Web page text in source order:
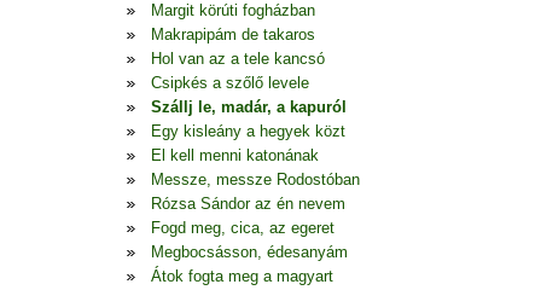
Margit körúti fogházban
Makrapipám de takaros
Hol van az a tele kancsó
Csipkés a szőlő levele
Szállj le, madár, a kapuról
Egy kisleány a hegyek közt
El kell menni katonának
Messze, messze Rodostóban
Rózsa Sándor az én nevem
Fogd meg, cica, az egeret
Megbocsásson, édesanyám
Átok fogta meg a magyart